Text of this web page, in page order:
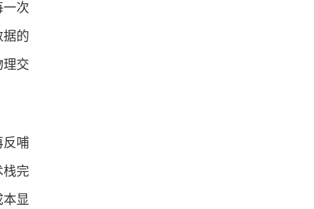
一次
据的
理交
反哺
栈完
本显